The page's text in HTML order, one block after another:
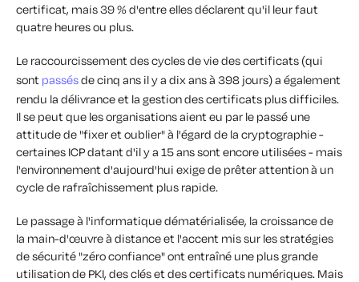
certificat, mais 39 % d'entre elles déclarent qu'il leur faut
quatre heures ou plus.
Le raccourcissement des cycles de vie des certificats (qui
sont passésde cinq ans il y a dix ans à 398 jours) a également
rendu la délivrance et la gestion des certificats plus difficiles.
Il se peut que les organisations aient eu par le passé une
attitude de "fixer et oublier" à l'égard de la cryptographie -
certaines ICP datant d'il y a 15 ans sont encore utilisées - mais
l'environnement d'aujourd'hui exige de prêter attention à un
cycle de rafraîchissement plus rapide.
Le passage à l'informatique dématérialisée, la croissance de
la main-d'œuvre à distance et l'accent mis sur les stratégies
de sécurité "zéro confiance" ont entraîné une plus grande
utilisation de PKI, des clés et des certificats numériques. Mais